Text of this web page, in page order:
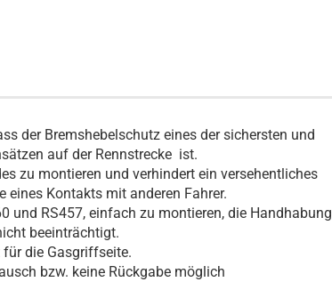
der Bremshebelschutz eines der sichersten und
auf der Rennstrecke ist.
zu montieren und verhindert ein versehentliches
eines Kontakts mit anderen Fahrer.
und RS457, einfach zu montieren, die Handhabung
beeinträchtigt.
die Gasgriffseite.
bzw. keine Rückgabe möglich